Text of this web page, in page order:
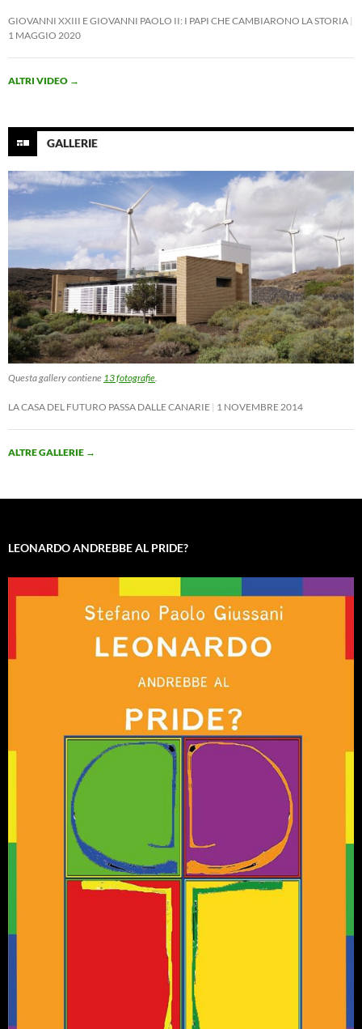
GIOVANNI XXIII E GIOVANNI PAOLO II: I PAPI CHE CAMBIARONO LA STORIA
1 MAGGIO 2020
ALTRI VIDEO →
GALLERIE
Questa gallery contiene 13 fotografie.
LA CASA DEL FUTURO PASSA DALLE CANARIE 1 NOVEMBRE 2014
ALTRE GALLERIE →
LEONARDO ANDREBBE AL PRIDE?